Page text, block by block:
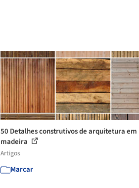
50 Detalhes construtivos de arquitetura em
madeira
Artigos
Marcar